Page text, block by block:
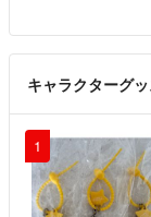
キャラクターグ
1